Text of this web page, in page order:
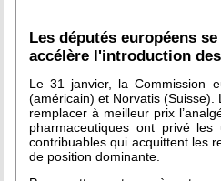
Les députés européens
accélère l'introduction
Le 31 janvier, la Commission
(américain) et Norvatis (Suisse).
remplacer à meilleur prix
pharmaceutiques ont privé
contribuables qui acquittent les
de position dominante.